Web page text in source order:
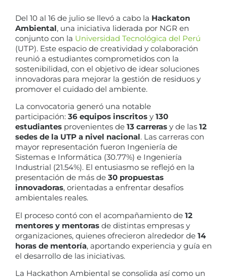
Del 10 al 16 de julio se llevó a cabo la Hackaton
Ambiental, una iniciativa liderada por NGR en
conjunto con la Universidad Tecnológica del Perú
(UTP). Este espacio de creatividad y colaboración
reunió a estudiantes comprometidos con la
sostenibilidad, con el objetivo de idear soluciones
innovadoras para mejorar la gestión de residuos y
promover el cuidado del ambiente.
La convocatoria generó una notable
participación: 36 equipos inscritos y 130
estudiantes provenientes de 13 carreras y de las 12
sedes de la UTP a nivel nacional. Las carreras con
mayor representación fueron Ingeniería de
Sistemas e Informática (30.77%) e Ingeniería
Industrial (21.54%). El entusiasmo se reflejó en la
presentación de más de 30 propuestas
innovadoras, orientadas a enfrentar desafíos
ambientales reales.
El proceso contó con el acompañamiento de 12
mentores y mentoras de distintas empresas y
organizaciones, quienes ofrecieron alrededor de 14
horas de mentoría, aportando experiencia y guía en
el desarrollo de las iniciativas.
La Hackathon Ambiental se consolida así como un